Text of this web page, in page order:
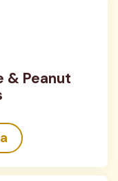
& Peanut